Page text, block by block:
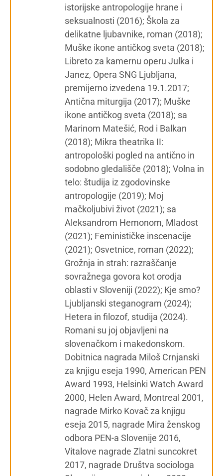
istorijske antropologije hrane i
seksualnosti (2016); Škola za
delikatne ljubavnike, roman (2018);
Muške ikone antičkog sveta (2018);
Libreto za kamernu operu Julka i
Janez, Opera SNG Ljubljana,
premijerno izvedena 19.1.2017;
Antična miturgija (2017); Muške
ikone antičkog sveta (2018); sa
Marinom Matešić, Rod i Balkan
(2018); Mikra theatrika II:
antropološki pogled na antično in
sodobno gledališče (2018); Volna in
telo: študija iz zgodovinske
antropologije (2019); Moj
mačkoljubivi život (2021); sa
Aleksandrom Hemonom, Mladost
(2021); Feminističke inscenacije
(2021); Osvetnice, roman (2022);
Grožnja in strah: razraščanje
sovražnega govora kot orodja
oblasti v Sloveniji (2022); Kje smo?
Ljubljanski steganogram (2024);
Hetera in filozof, studija (2024).
Romani su joj objavljeni na
slovenačkom i makedonskom.
Dobitnica nagrada Miloš Crnjanski
za knjigu eseja 1990, American PEN
Award 1993, Helsinki Watch Award
2000, Helen Award, Montreal 2001,
nagrade Mirko Kovač za knjigu
eseja 2015, nagrade Mira ženskog
odbora PEN-a Slovenije 2016,
Vitalove nagrade Zlatni suncokret
2017, nagrade Društva sociologa